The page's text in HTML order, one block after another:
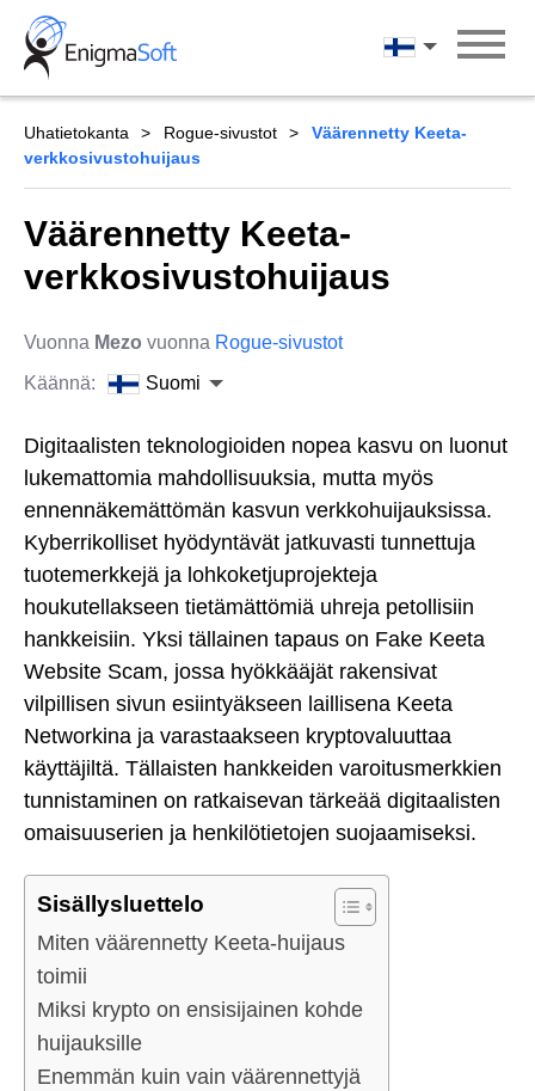
Skip
content
Suomi
Uhatietokanta Rogue-sivustot
Väärennetty Keeta-
verkkosivustohuijaus
Väärennetty Keeta-
verkkosivustohuijaus
Vuonna Mezo vuonna Rogue-sivustot
Käännä:
Suomi
Digitaalisten teknologioiden nopea kasvu on luonut
lukemattomia mahdollisuuksia, mutta myös
ennennäkemättömän kasvun verkkohuijauksissa.
Kyberrikolliset hyödyntävät jatkuvasti tunnettuja
tuotemerkkejä ja lohkoketjuprojekteja
houkutellakseen tietämättömiä uhreja petollisiin
hankkeisiin. Yksi tällainen tapaus on Fake Keeta
Website Scam, jossa hyökkääjät rakensivat
vilpillisen sivun esiintyäkseen laillisena Keeta
Networkina ja varastaakseen kryptovaluuttaa
käyttäjiltä. Tällaisten hankkeiden varoitusmerkkien
tunnistaminen on ratkaisevan tärkeää digitaalisten
omaisuuserien ja henkilötietojen suojaamiseksi.
Sisällysluettelo
Miten väärennetty Keeta-huijaus
toimii
Miksi krypto on ensisijainen kohde
huijauksille
Enemmän kuin vain väärennettyjä